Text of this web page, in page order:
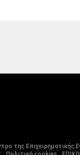
της Επιχειρηματικής